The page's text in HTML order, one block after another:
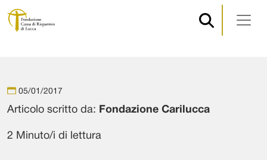
Navigazione principale
05/01/2017
Articolo scritto da: Fondazione Carilucca
2 Minuto/i di lettura